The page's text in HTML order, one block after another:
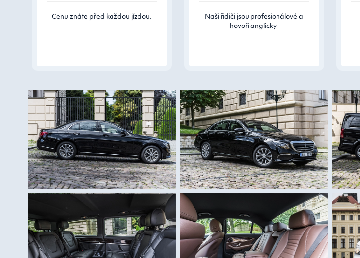
Cenu znáte před každou jízdou.
Naši řidiči jsou profesionálové a
hovoří anglicky.